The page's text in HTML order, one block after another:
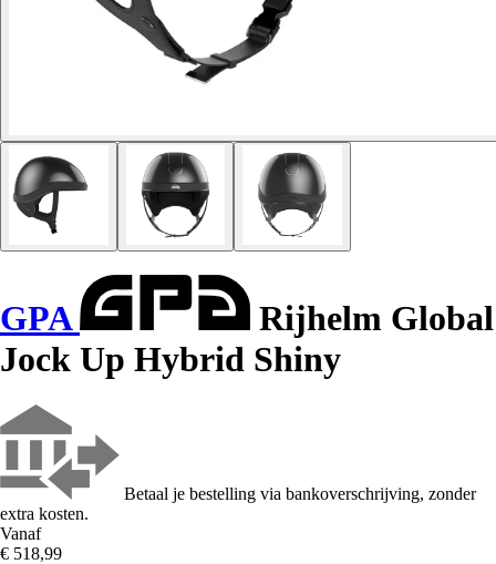
GPA
Rijhelm Global
Jock Up Hybrid Shiny
Betaal je bestelling via bankoverschrijving, zonder
extra kosten.
Vanaf
€ 518,99